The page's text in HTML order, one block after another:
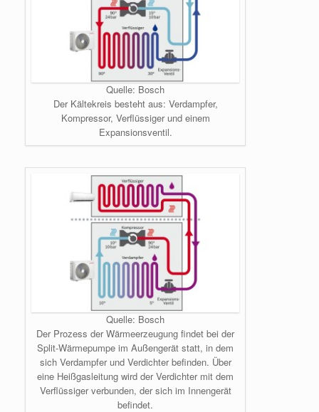
Quelle: Bosch
Der Kältekreis besteht aus: Verdampfer,
Kompressor, Verflüssiger und einem
Expansionsventil.
Quelle: Bosch
Der Prozess der Wärmeerzeugung findet bei der
Split-Wärmepumpe im Außengerät statt, in dem
sich Verdampfer und Verdichter befinden. Über
eine Heißgasleitung wird der Verdichter mit dem
Verflüssiger verbunden, der sich im Innengerät
befindet.